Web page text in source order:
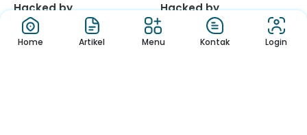
Hacked by
CoupDeGrace
Tes IQ Siswa
3 Banyuwangi
Home Artikel Menu Kontak Login